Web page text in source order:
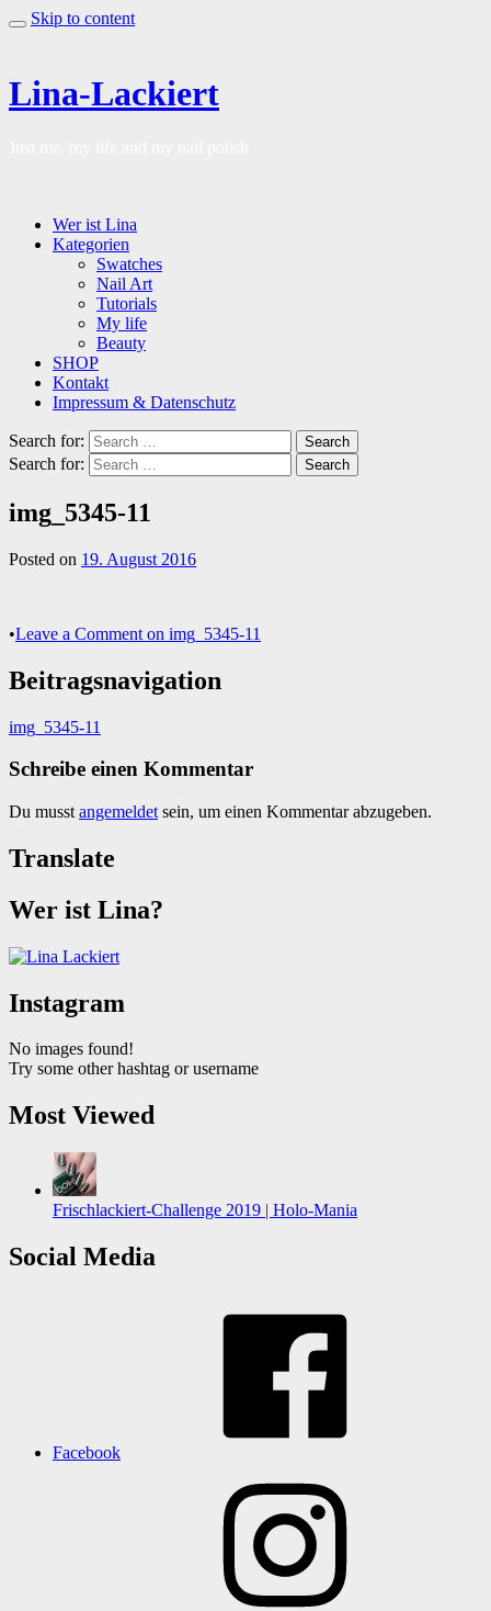
Skip to content
Lina-Lackiert
Wer ist Lina
Kategorien
Swatches
Nail Art
Tutorials
My life
Beauty
SHOP
Kontakt
Impressum & Datenschutz
Search for: Search
Search for: Search
img_5345-11
Posted on 19. August 2016
•Leave a Comment on img_5345-11
Beitragsnavigation
img_5345-11
Schreibe einen Kommentar
Du musst angemeldet sein, um einen Kommentar abzugeben.
Translate
Wer ist Lina?
Instagram
No images found!
Try some other hashtag or username
Most Viewed
Frischlackiert-Challenge 2019 | Holo-Mania
Social Media
Facebook